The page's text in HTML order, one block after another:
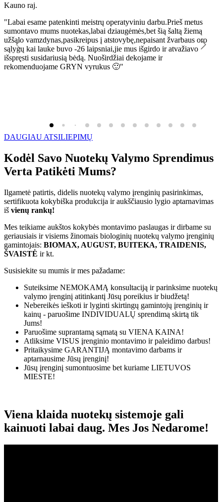
Kauno raj.
"Labai esame patenkinti meistrų operatyviniu darbu.Prieš metus
sumontavo mums nuotekas,labai dziaugėmės,bet šią šaltą žiemą
užšąlo vamzdynas,pasikreipus į atstovybę,nepaisant žvarbaus oro
sąlygų kai lauke buvo -26 laipsniai,jie mus išgirdo ir atvažiavo
išspręsti susidariusią bėdą. Nuoširdžiai dekojame ir
rekomenduojame GRYN vyrukus 🙂"
DAUGIAU ATSILIEPIMŲ
Kodėl Savo Nuotekų Valymo Sprendimus
Verta Patikėti Mums?
Ilgametė patirtis, didelis nuotekų valymo įrenginių pasirinkimas,
sertifikuota kokybiška produkcija ir aukščiausio lygio aptarnavimas
iš vienų rankų!
Mes teikiame aukštos kokybės montavimo paslaugas ir dirbame su
geriausiais ir visiems žinomais biologinių nuotekų valymo įrenginių
gamintojais: BIOMAX, AUGUST, BUITEKA, TRAIDENIS,
ŠVAISTĖ ir kt.
Susisiekite su mumis ir mes pažadame:
Suteiksime NEMOKAMĄ konsultaciją ir parinksime nuotekų
valymo įrenginį atitinkantį Jūsų poreikius ir biudžetą!
Nebereikės ieškoti ir lyginti skirtingų gamintojų įrenginių ir
kainų - paruošime INDIVIDUALŲ sprendimą skirtą tik
Jums!
Paruošime suprantamą sąmatą su VIENA KAINA!
Atliksime VISUS įrenginio montavimo ir paleidimo darbus!
Pritaikysime GARANTIJĄ montavimo darbams ir
aptarnausime Jūsų įrenginį!
Jūsų įrenginį sumontuosime bet kuriame LIETUVOS
MIESTE!
Viena klaida nuotekų sistemoje gali
kainuoti labai daug. Mes Jos Nedarome!